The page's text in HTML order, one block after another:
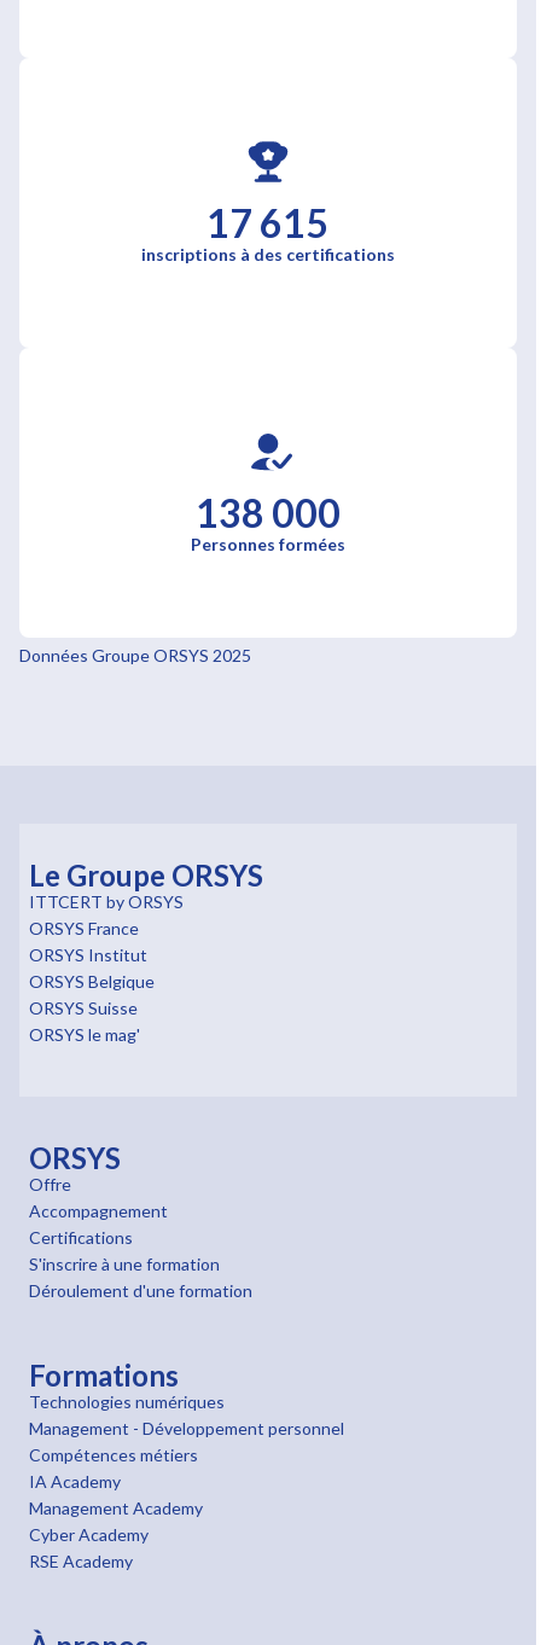
17 615
inscriptions à des certifications
138 000
Personnes formées
Données Groupe ORSYS 2025
Le Groupe ORSYS
ITTCERT by ORSYS
ORSYS France
ORSYS Institut
ORSYS Belgique
ORSYS Suisse
ORSYS le mag'
ORSYS
Offre
Accompagnement
Certifications
S'inscrire à une formation
Déroulement d'une formation
Formations
Technologies numériques
Management - Développement personnel
Compétences métiers
IA Academy
Management Academy
Cyber Academy
RSE Academy